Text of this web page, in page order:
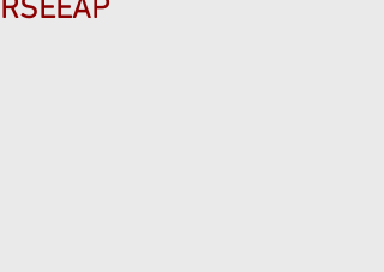
RSEEAP